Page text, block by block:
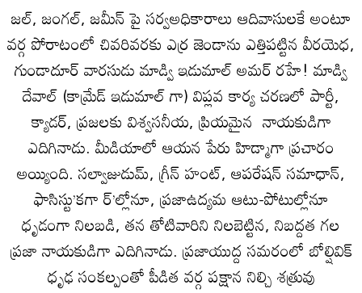
జల్, జంగల్, జమీన్ పై సర్వఅధికారాలు ఆదివాసులకే అంటూ
వర్గ పోరాటంలో చివరివరకు ఎర్ర జెండాను ఎత్తిపట్టిన వీరయెధ,
గుండాదూర్ వారసుడు మాడ్వి ఇడుమాల్ అమర్ రహే! మాడ్వి
దేవాల్ (కామ్రేడ్ ఇడుమాల్ గా) విప్లవ కార్య చరణలో పార్టీ,
క్యాడర్, ప్రజలకు విశ్వసనీయ, ప్రియమైన నాయకుడిగా
ఎదిగినాడు. మీడియాలో ఆయన పేరు హిడ్మాగా ప్రచారం
అయ్యింది. సల్వాజుడుమ్, గ్రీన్ హంట్, ఆపరేషన్ సమాధాన్,
ఫాసిస్టు’కగా ర్’ల్లోనూ, ప్రజాఉద్యమ ఆటు-పోటుల్లోనూ
ధృడంగా నిలబడి, తన తోటివారిని నిలబెట్టిన, నిబద్దత గల
ప్రజా నాయకుడిగా ఎదిగినాడు. ప్రజాయుద్ద సమరంలో బోల్షివిక్
ధృఢ సంకల్పంతో పీడిత వర్గ పక్షాన నిల్చి శత్రువు